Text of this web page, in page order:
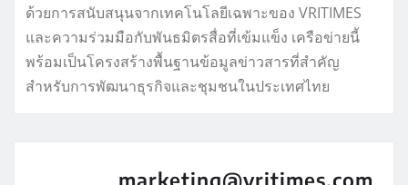
ด้วยการสนับสนุนจากเทคโนโลยีเฉพาะของ VRITIMES
และความร่วมมือกับพันธมิตรสื่อที่เข้มแข็ง เครือข่ายนี้
พร้อมเป็นโครงสร้างพื้นฐานข้อมูลข่าวสารที่สำคัญ
สำหรับการพัฒนาธุรกิจและชุมชนในประเทศไทย
marketing@vritimes.com